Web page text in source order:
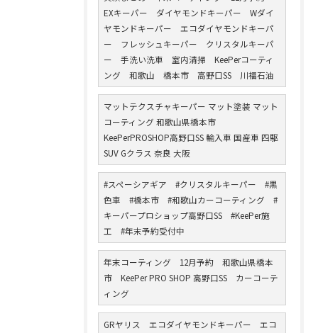
EXキーパー ダイヤモンドキーパー Wダイ
ヤモンドキーパー エコダイヤモンドキーパ
ー フレッシュキーパー クリスタルキーパ
ー 手洗い洗車 室内清掃 KeePerコーティ
ング 和歌山 橋本市 高野口SS 川福石油
マットテクスチャキーパー マット塗装 マット
コーティング 和歌山県橋本市
KeePerPROSHOP高野口SS 輸入車 国産車 四駆
SUV Gクラス 奈良 大阪
#スペーシアギア #クリスタルキーパー #黒
色車 #橋本市 #和歌山カーコーティング #
キーパープロショップ高野口SS #KeePer施
工 #年末予約受付中
年末コーティング 12月予約 和歌山県橋本
市 KeePer PRO SHOP 高野口SS カーコーテ
ィング
GRヤリス エコダイヤモンドキーパー エコ